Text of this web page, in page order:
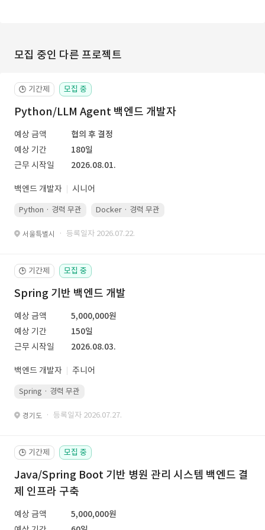
모집 중인 다른 프로젝트
🕒 기간제 모집 중
Python/LLM Agent 백엔드 개발자
예상 금액
협의 후 결정
예상 기간
180일
근무 시작일
2026.08.01.
백엔드 개발자 시니어
Python · 경력 무관 Docker · 경력 무관
서울특별시 · 등록일자 2026.07.22.
🕒 기간제 모집 중
Spring 기반 백엔드 개발
예상 금액
5,000,000원
예상 기간
150일
근무 시작일
2026.08.03.
백엔드 개발자 주니어
Spring · 경력 무관
경기도 · 등록일자 2026.07.27.
🕒 기간제 모집 중
Java/Spring Boot 기반 병원 관리 시스템 백엔드 결
제 인프라 구축
예상 금액
5,000,000원